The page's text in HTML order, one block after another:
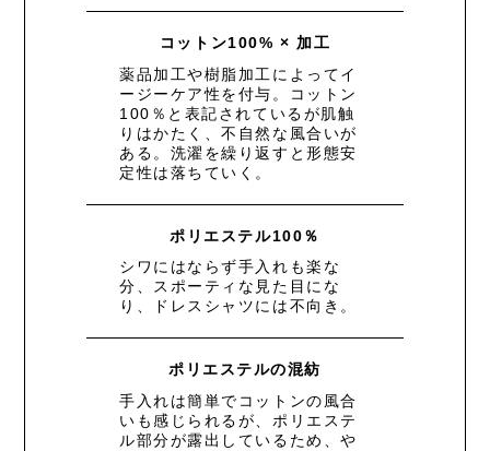
コットン100% × 加工
薬品加工や樹脂加工によってイ
ージーケア性を付与。コットン
100％と表記されているが肌触
りはかたく、不自然な風合いが
ある。洗濯を繰り返すと形態安
定性は落ちていく。
ポリエステル100％
シワにはならず手入れも楽な
分、スポーティな見た目にな
り、ドレスシャツには不向き。
ポリエステルの混紡
手入れは簡単でコットンの風合
いも感じられるが、ポリエステ
ル部分が露出しているため、や